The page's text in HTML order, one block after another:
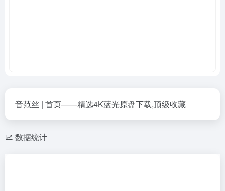
音范丝 | 首页——精选4K蓝光原盘下载,顶级收藏
数据统计